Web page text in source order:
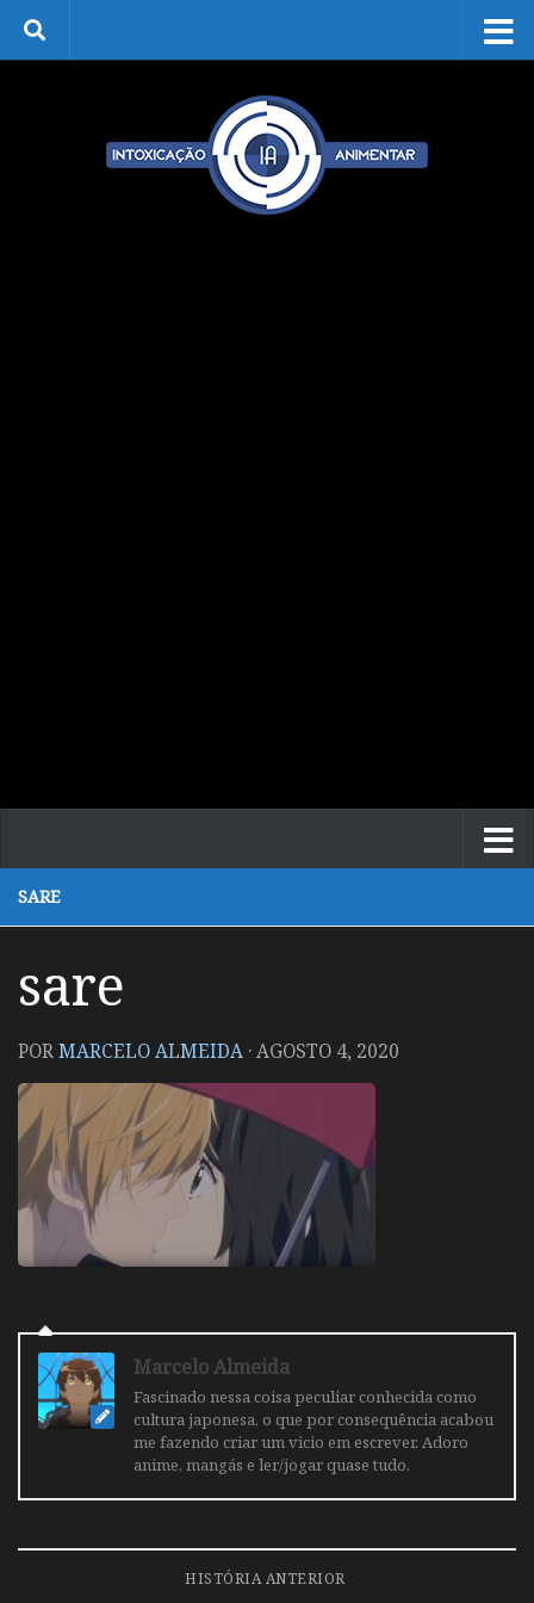
Skip to content
SARE
sare
PORMARCELO ALMEIDA ·AGOSTO 4, 2020
Marcelo Almeida
Fascinado nessa coisa peculiar conhecida como
cultura japonesa, o que por consequência acabou
me fazendo criar um vicio em escrever. Adoro
anime, mangás e ler/jogar quase tudo.
HISTÓRIA ANTERIOR